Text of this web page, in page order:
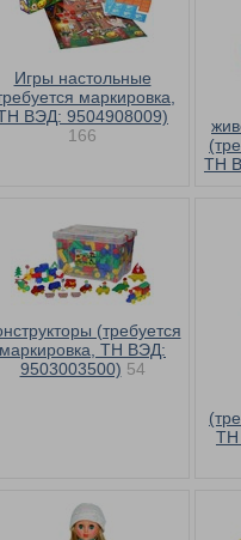
Игры настольные
маркировка,
ВЭД: 9504908009)
166
ТН
(требуется
маркировка, ТН ВЭД:
9503003500) 54
ТН